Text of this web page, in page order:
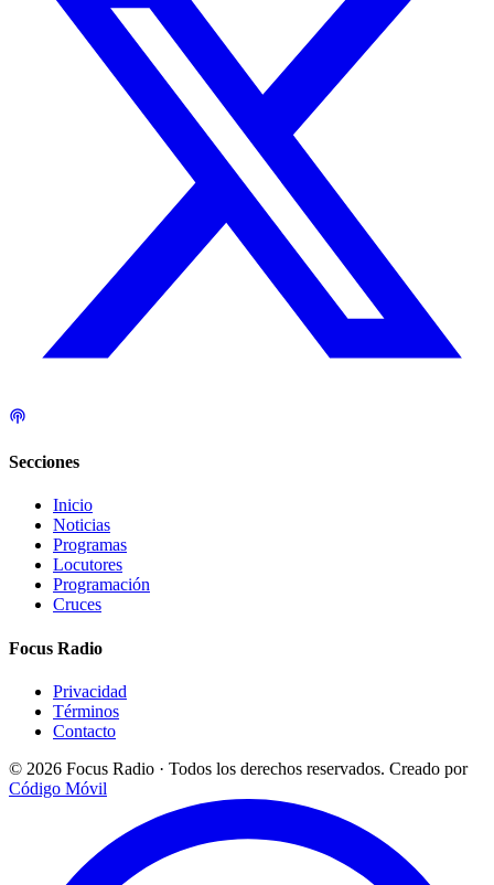
Secciones
Inicio
Noticias
Programas
Locutores
Programación
Cruces
Focus Radio
Privacidad
Términos
Contacto
© 2026 Focus Radio · Todos los derechos reservados. Creado por
Código Móvil